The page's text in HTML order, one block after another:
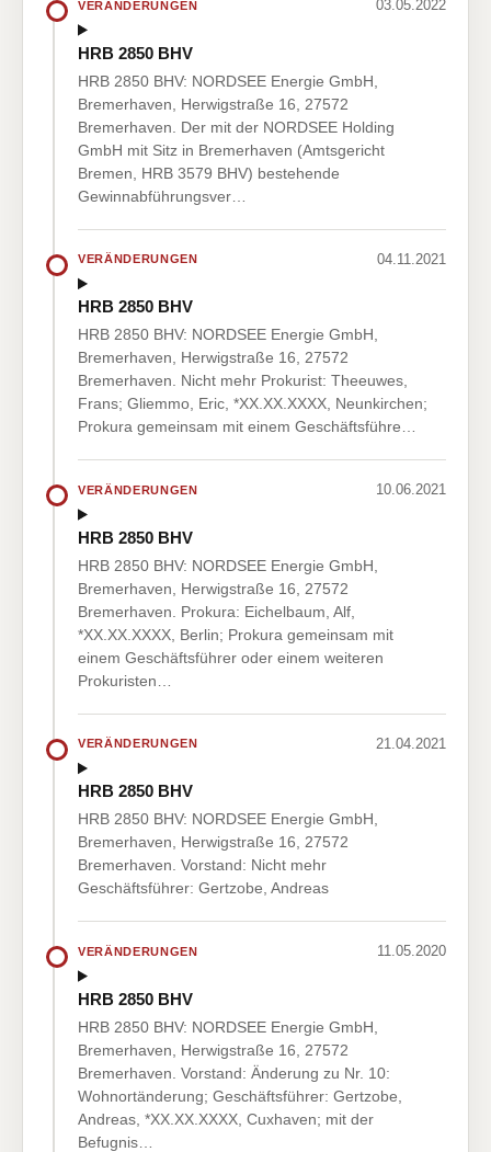
VERÄNDERUNGEN 03.05.2022
HRB 2850 BHV
HRB 2850 BHV: NORDSEE Energie GmbH,
Bremerhaven, Herwigstraße 16, 27572
Bremerhaven. Der mit der NORDSEE Holding
GmbH mit Sitz in Bremerhaven (Amtsgericht
Bremen, HRB 3579 BHV) bestehende
Gewinnabführungsver…
VERÄNDERUNGEN 04.11.2021
HRB 2850 BHV
HRB 2850 BHV: NORDSEE Energie GmbH,
Bremerhaven, Herwigstraße 16, 27572
Bremerhaven. Nicht mehr Prokurist: Theeuwes,
Frans; Gliemmo, Eric, *XX.XX.XXXX, Neunkirchen;
Prokura gemeinsam mit einem Geschäftsführe…
VERÄNDERUNGEN 10.06.2021
HRB 2850 BHV
HRB 2850 BHV: NORDSEE Energie GmbH,
Bremerhaven, Herwigstraße 16, 27572
Bremerhaven. Prokura: Eichelbaum, Alf,
*XX.XX.XXXX, Berlin; Prokura gemeinsam mit
einem Geschäftsführer oder einem weiteren
Prokuristen…
VERÄNDERUNGEN 21.04.2021
HRB 2850 BHV
HRB 2850 BHV: NORDSEE Energie GmbH,
Bremerhaven, Herwigstraße 16, 27572
Bremerhaven. Vorstand: Nicht mehr
Geschäftsführer: Gertzobe, Andreas
VERÄNDERUNGEN 11.05.2020
HRB 2850 BHV
HRB 2850 BHV: NORDSEE Energie GmbH,
Bremerhaven, Herwigstraße 16, 27572
Bremerhaven. Vorstand: Änderung zu Nr. 10:
Wohnortänderung; Geschäftsführer: Gertzobe,
Andreas, *XX.XX.XXXX, Cuxhaven; mit der
Befugnis…